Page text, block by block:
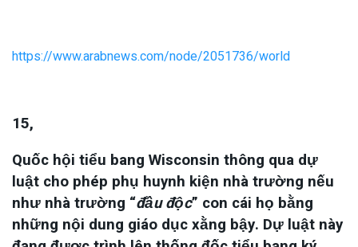
https://www.arabnews.com/node/2051736/world
15,
Quốc hội tiểu bang Wisconsin thông qua dự
luật cho phép phụ huynh kiện nhà trường nếu
như nhà trường “đầu độc” con cái họ bằng
những nội dung giáo dục xằng bậy. Dự luật này